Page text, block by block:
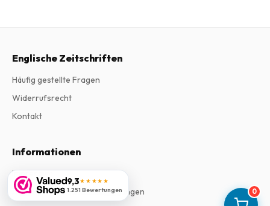
0
9,3★★★★★
1.251 Bewertungen
Englische Zeitschriften
Häufig gestellte Fragen
Widerrufsrecht
Kontakt
Informationen
Impressum
Allgemeine Geschäftsbedingungen